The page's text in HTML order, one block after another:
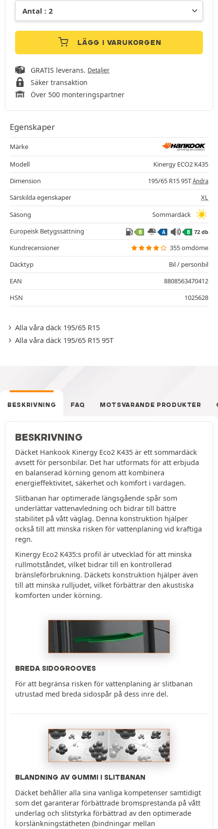
LÄGG I VARUKORGEN
GRATIS leverans. Detaljer
Säker transaktion
Över 500 monteringspartner
Egenskaper
Märke
Modell
Kinergy ECO2 K435
Dimension
195/65 R15 95T Ändra
Särskilda egenskaper
XL
Säsong
Sommardäck
Europeisk Betygssättning
B A B 72 db
Kundrecensioner
355 omdöme
Däcktyp
Bil / personbil
EAN
8808563470412
HSN
1025628
Alla våra däck 195/65 R15
Alla våra däck 195/65 R15 95T
BESKRIVNING FAQ MOTSVARANDE PRODUKTER
BESKRIVNING
Däcket Hankook Kinergy Eco2 K435 är ett sommardäck
avsett för personbilar. Det har utformats för att erbjuda
en balanserad körning genom att kombinera
energieffektivitet, säkerhet och komfort i vardagen.
Slitbanan har optimerade längsgående spår som
underlättar vattenavledning och bidrar till bättre
stabilitet på vått väglag. Denna konstruktion hjälper
också till att minska risken för vattenplaning vid kraftiga
regn.
Kinergy Eco2 K435:s profil är utvecklad för att minska
rullmotståndet, vilket bidrar till en kontrollerad
bränsleförbrukning. Däckets konstruktion hjälper även
till att minska rulljudet, vilket förbättrar den akustiska
komforten under körning.
BREDA SIDOGROOVES
För att begränsa risken för vattenplaning är slitbanan
utrustad med breda sidospår på dess inre del.
BLANDNING AV GUMMI I SLITBANAN
Däcket behåller alla sina vanliga kompetenser samtidigt
som det garanterar förbättrade bromsprestanda på vått
underlag och slitstyrka förbättrad av den optimerade
korslänkningstätheten (bindningar mellan